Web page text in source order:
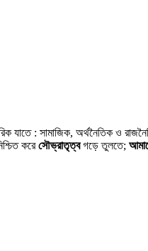
যাতে : সামাজিক, অর্থনৈতিক ও
করেসৌভ্রাতৃত্বগড়ে তুলতে;